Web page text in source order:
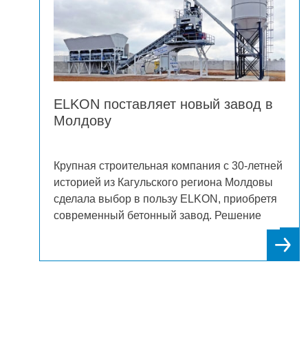
ELKON поставляет новый завод в
Молдову
Крупная строительная компания с 30-летней
историей из Кагульского региона Молдовы
сделала выбор в пользу ELKON, приобретя
современный бетонный завод. Решение
отрасли, что еще раз подтвердило